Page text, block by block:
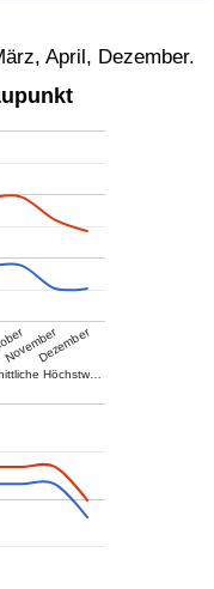
April, Dezember.
Höchstw…
NovemberDezember